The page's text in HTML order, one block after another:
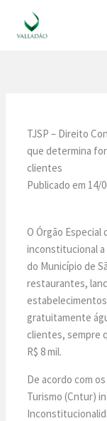
TJSP – Direito
que determina
clientes
Publicado em 14/
O Órgão Especial
inconstitucional a
do Município de
restaurantes,
gratuitamente
clientes, sempre
R$ 8 mil.
De acordo com
Turismo (Cntur)